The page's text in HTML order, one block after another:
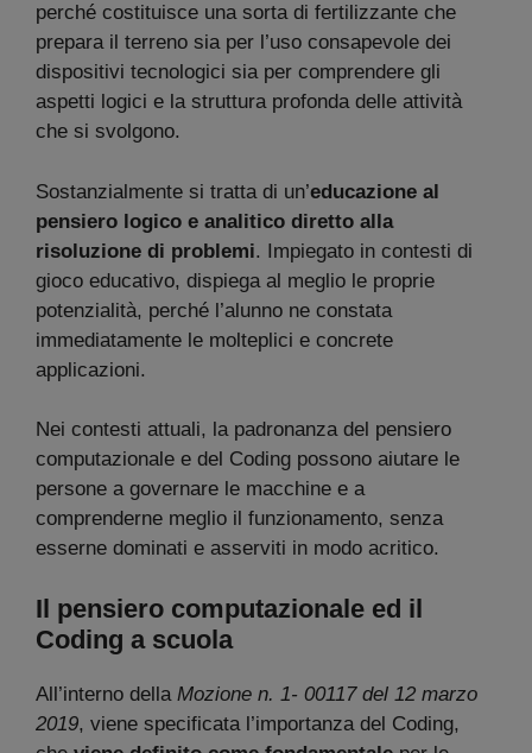
perché costituisce una sorta di fertilizzante che
prepara il terreno sia per l’uso consapevole dei
dispositivi tecnologici sia per comprendere gli
aspetti logici e la struttura profonda delle attività
che si svolgono.
Sostanzialmente si tratta di un’educazione al
pensiero logico e analitico diretto alla
risoluzione di problemi. Impiegato in contesti di
gioco educativo, dispiega al meglio le proprie
potenzialità, perché l’alunno ne constata
immediatamente le molteplici e concrete
applicazioni.
Nei contesti attuali, la padronanza del pensiero
computazionale e del Coding possono aiutare le
persone a governare le macchine e a
comprenderne meglio il funzionamento, senza
esserne dominati e asserviti in modo acritico.
Il pensiero computazionale ed il
Coding a scuola
All’interno della Mozione n. 1- 00117 del 12 marzo
2019, viene specificata l’importanza del Coding,